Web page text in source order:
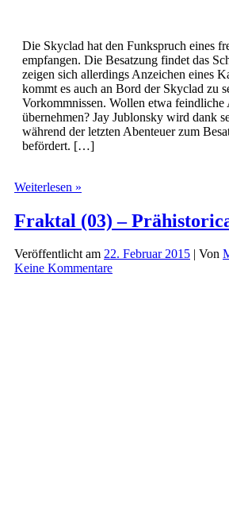
Die Skyclad hat den Funkspruch eines
empfangen. Die Besatzung findet das
zeigen sich allerdings Anzeichen eines
kommt es auch an Bord der Skyclad zu
Vorkommnissen. Wollen etwa feindliche
übernehmen? Jay Jublonsky wird dank
während der letzten Abenteuer zum
befördert. […]
Weiterlesen »
–
Kontakt
Fraktal (03) –
Veröffentlicht am 22. Februar 2015 | Von
Keine Kommentare